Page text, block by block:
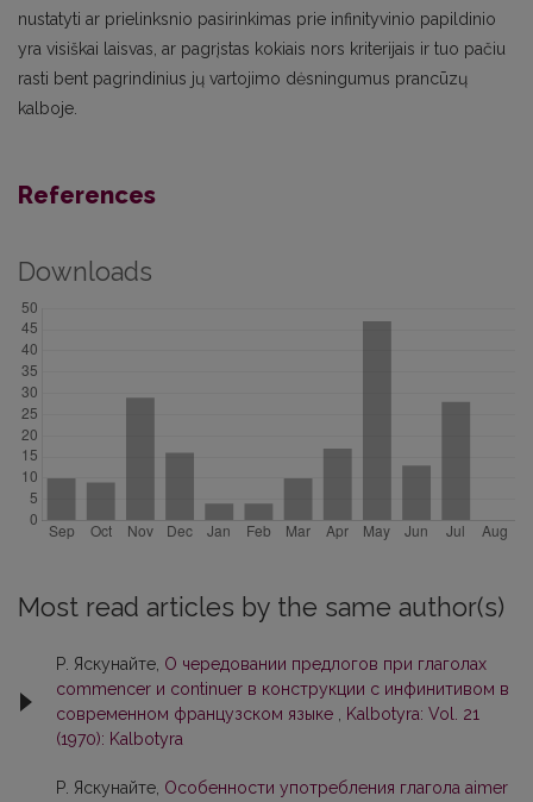
nustatyti ar prielinksnio pasirinkimas prie infinityvinio papildinio
yra visiškai laisvas, ar pagrįstas kokiais nors kriterijais ir tuo pačiu
rasti bent pagrindinius jų vartojimo dėsningumus prancūzų
kalboje.
References
Downloads
Most read articles by the same author(s)
Р. Яскунайте, О чередовании предлогов при глаголах
commencer и continuer в конструкции с инфинитивом в
современном французском языке
Kalbotyra: Vol. 21
(1970): Kalbotyra
Р. Яскунайте, Особенности употребления глагола aimer